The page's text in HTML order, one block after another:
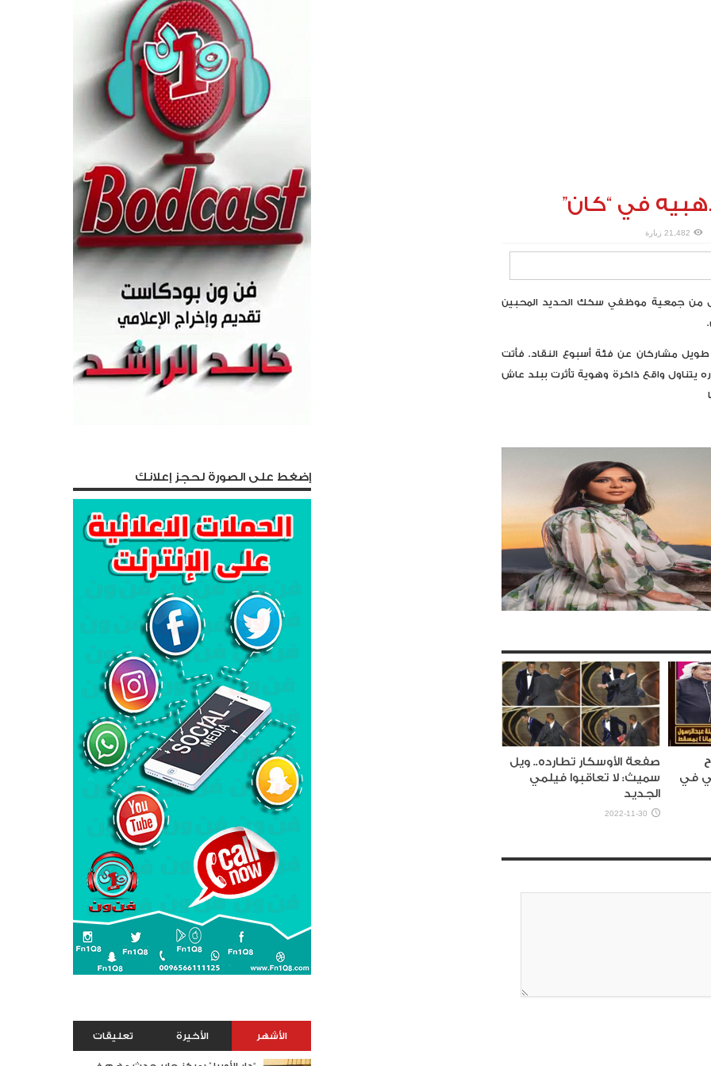
في “كان”
21,482 زيارة
من جمعية موظفي سكك الحديد المحبين
مشاركان عن فئة أسبوع النقاد. فأتت
يتناول واقع ذاكرة وهوية تأثرت ببلد عاش
في
صفعة الأوسكار تطارده.. ويل
سميث: لا تعاقبوا فيلمي
الجديد
2022-11-30
إضغط على الصورة لحجز إعلانك
الأشهر الأخيرة تعليقات